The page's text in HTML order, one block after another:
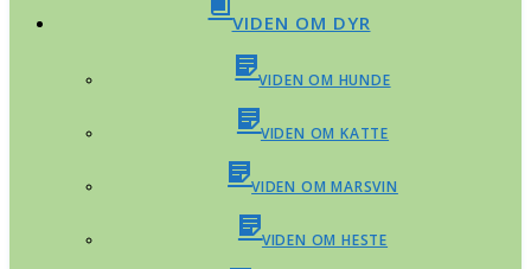
VIDEN OM DYR
VIDEN OM HUNDE
VIDEN OM KATTE
VIDEN OM MARSVIN
VIDEN OM HESTE